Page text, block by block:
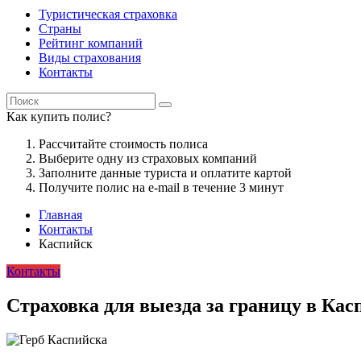
Туристическая страховка
Страны
Рейтинг компаний
Виды страхования
Контакты
Как купить полис?
Рассчитайте стоимость полиса
Выберите одну из страховых компаний
Заполните данные туриста и оплатите картой
Получите полис на e-mail в течение 3 минут
Главная
Контакты
Каспийск
Контакты
Страховка для выезда за границу в